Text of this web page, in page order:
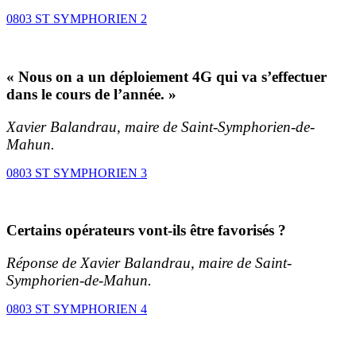
0803 ST SYMPHORIEN 2
« Nous on a un déploiement 4G qui va s’effectuer
dans le cours de l’année. »
Xavier Balandrau, maire de Saint-Symphorien-de-
Mahun.
0803 ST SYMPHORIEN 3
Certains opérateurs vont-ils être favorisés ?
Réponse de Xavier Balandrau, maire de Saint-
Symphorien-de-Mahun.
0803 ST SYMPHORIEN 4